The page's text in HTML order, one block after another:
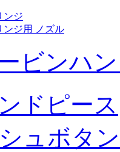
ンジ
ンジ用 ノズル
ビンハ
ドピース
ュボタン